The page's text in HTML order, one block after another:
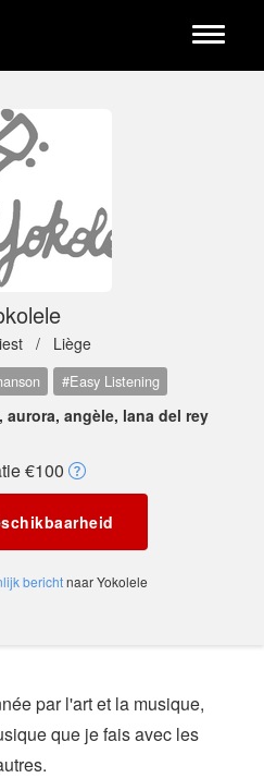
Toggle
/ Liège
#Easy Listening
aurora, angèle, lana del rey
€100
berichtnaar Yokolele
par l'art et la musique,
que je fais avec les